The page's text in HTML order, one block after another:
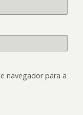
navegador para a